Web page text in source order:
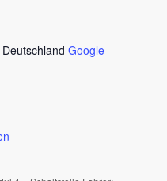
Deutschland Google